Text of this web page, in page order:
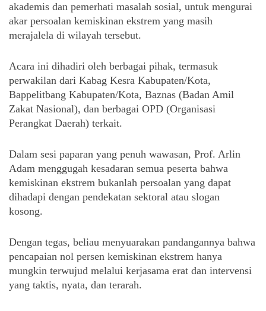
akademis dan pemerhati masalah sosial, untuk mengurai
akar persoalan kemiskinan ekstrem yang masih
merajalela di wilayah tersebut.
Acara ini dihadiri oleh berbagai pihak, termasuk
perwakilan dari Kabag Kesra Kabupaten/Kota,
Bappelitbang Kabupaten/Kota, Baznas (Badan Amil
Zakat Nasional), dan berbagai OPD (Organisasi
Perangkat Daerah) terkait.
Dalam sesi paparan yang penuh wawasan, Prof. Arlin
Adam menggugah kesadaran semua peserta bahwa
kemiskinan ekstrem bukanlah persoalan yang dapat
dihadapi dengan pendekatan sektoral atau slogan
kosong.
Dengan tegas, beliau menyuarakan pandangannya bahwa
pencapaian nol persen kemiskinan ekstrem hanya
mungkin terwujud melalui kerjasama erat dan intervensi
yang taktis, nyata, dan terarah.